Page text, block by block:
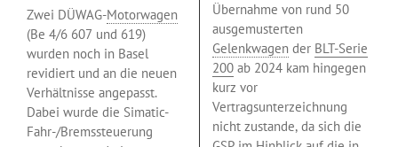
Zwei DÜWAG-Motorwagen
(Be 4/6 607 und 619)
wurden noch in Basel
revidiert und an die neuen
Verhältnisse angepasst.
Dabei wurde die Simatic-
Fahr-/Bremssteuerung
Übernahme von rund 50
ausgemusterten
Gelenkwagen der BLT-Serie
200 ab 2024 kam hingegen
kurz vor
Vertragsunterzeichnung
nicht zustande, da sich die